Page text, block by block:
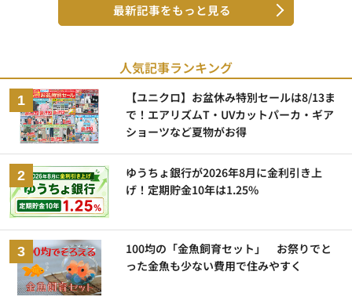
最新記事をもっと見る
人気記事ランキング
【ユニクロ】お盆休み特別セールは8/13ま
で！エアリズムT・UVカットパーカ・ギア
ショーツなど夏物がお得
ゆうちょ銀行が2026年8月に金利引き上
げ！定期貯金10年は1.25%
100均の「金魚飼育セット」 お祭りでと
った金魚も少ない費用で住みやすく